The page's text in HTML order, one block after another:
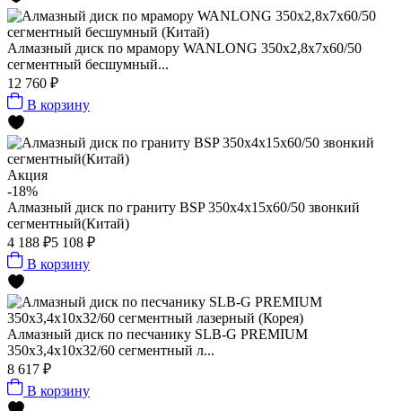
Алмазный диск по мрамору WANLONG 350х2,8х7х60/50
сегментный бесшумный...
12 760 ₽
В корзину
Акция
-18%
Алмазный диск по граниту BSP 350x4x15x60/50 звонкий
сегментный(Китай)
4 188 ₽5 108 ₽
В корзину
Алмазный диск по песчанику SLB-G PREMIUM
350х3,4х10х32/60 сегментный л...
8 617 ₽
В корзину